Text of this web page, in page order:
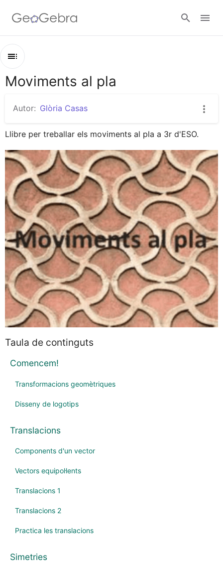
Google Classroom
Esbós
Translacions
Simetries
Girs
Recapitulem!
En vull més!
Moviments al pla
Autor: Glòria Casas
Llibre per treballar els moviments al pla a 3r d'ESO.
Taula de continguts
Comencem!
Transformacions geomètriques
Disseny de logotips
Translacions
Components d'un vector
Vectors equipol·lents
Translacions 1
Translacions 2
Practica les translacions
Simetries